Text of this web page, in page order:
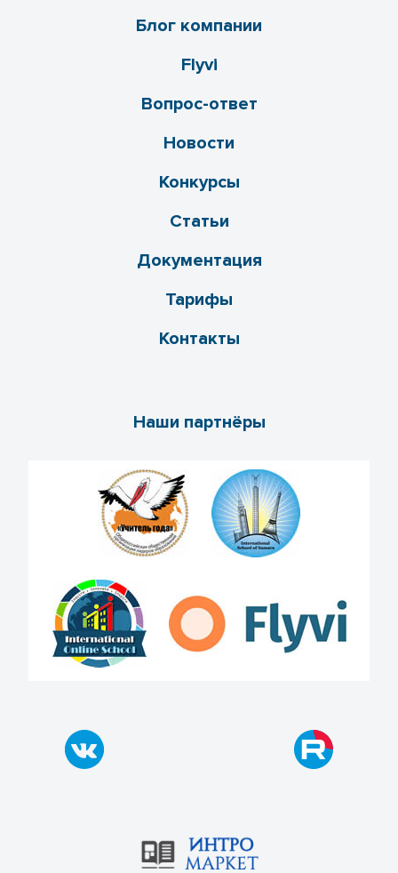
Блог компании
Flyvi
Вопрос-ответ
Новости
Конкурсы
Статьи
Документация
Тарифы
Контакты
Наши партнёры